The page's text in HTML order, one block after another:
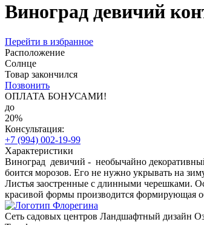
Виноград девичий
Перейти в избранное
Расположение
Солнце
Товар закончился
Позвонить
ОПЛАТА БОНУСАМИ!
до
20%
Консультация:
+7 (994) 002-19-99
Характеристики
Виноград девичий - необычайно
боится морозов. Его не нужно укрывать на
Листья заостренные с длинными черешками.
красивой формы производится формирующая
Сеть садовых центров Ландшафтный дизайн